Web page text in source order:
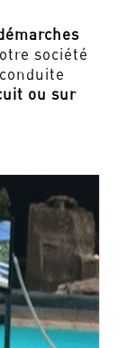
société
ou sur